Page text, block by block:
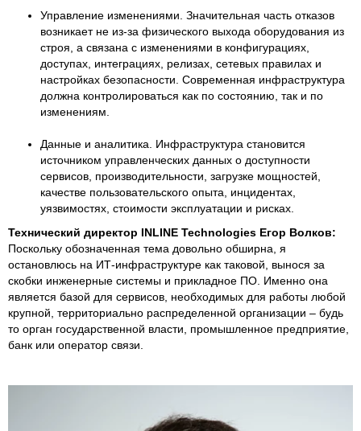
Управление изменениями. Значительная часть отказов
возникает не из-за физического выхода оборудования из
строя, а связана с изменениями в конфигурациях,
доступах, интеграциях, релизах, сетевых правилах и
настройках безопасности. Современная инфраструктура
должна контролироваться как по состоянию, так и по
изменениям.
Данные и аналитика. Инфраструктура становится
источником управленческих данных о доступности
сервисов, производительности, загрузке мощностей,
качестве пользовательского опыта, инцидентах,
уязвимостях, стоимости эксплуатации и рисках.
Технический директор INLINE Technologies Егор Волков:
Поскольку обозначенная тема довольно обширна, я
остановлюсь на ИТ-инфраструктуре как таковой, вынося за
скобки инженерные системы и прикладное ПО. Именно она
является базой для сервисов, необходимых для работы любой
крупной, территориально распределенной организации – будь
то орган государственной власти, промышленное предприятие,
банк или оператор связи.